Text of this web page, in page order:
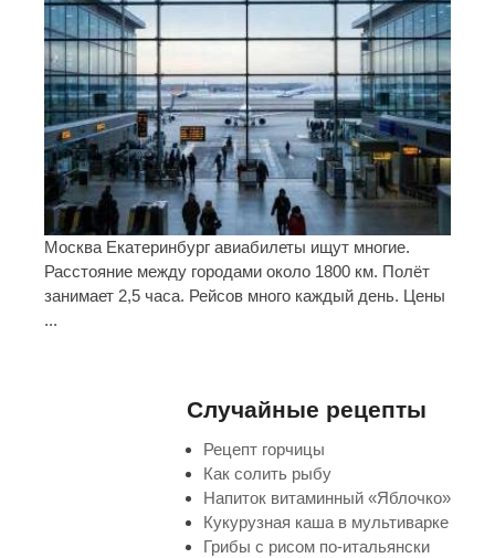
Москва Екатеринбург авиабилеты ищут многие.
Расстояние между городами около 1800 км. Полёт
занимает 2,5 часа. Рейсов много каждый день. Цены
...
Случайные рецепты
Рецепт горчицы
Как солить рыбу
Напиток витаминный «Яблочко»
Кукурузная каша в мультиварке
Грибы с рисом по-итальянски